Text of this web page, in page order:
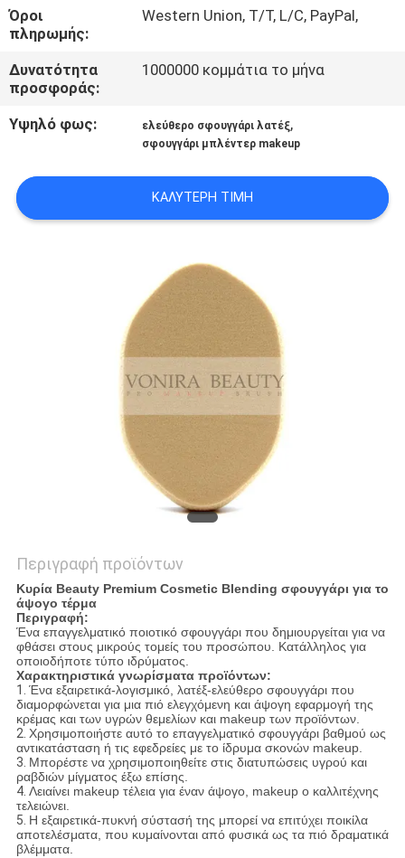
POLICY
Όροι
πληρωμής:
Western Union, T/T, L/C, PayPal,
Δυνατότητα
προσφοράς:
1000000 κομμάτια το μήνα
Υψηλό φως: ελεύθερο σφουγγάρι λατέξ,
σφουγγάρι μπλέντερ makeup
ΚΑΛΎΤΕΡΗ ΤΙΜΉ
Περιγραφή προϊόντων
Κυρία Beauty Premium Cosmetic Blending σφουγγάρι για το
άψογο τέρμα
Περιγραφή:
Ένα επαγγελματικό ποιοτικό σφουγγάρι που δημιουργείται για να
φθάσει στους μικρούς τομείς του προσώπου. Κατάλληλος για
οποιοδήποτε τύπο ιδρύματος.
Χαρακτηριστικά γνωρίσματα προϊόντων:
1. Ένα εξαιρετικά-λογισμικό, λατέξ-ελεύθερο σφουγγάρι που
διαμορφώνεται για μια πιό ελεγχόμενη και άψογη εφαρμογή της
κρέμας και των υγρών θεμελίων και makeup των προϊόντων.
2. Χρησιμοποιήστε αυτό το επαγγελματικό σφουγγάρι βαθμού ως
αντικατάσταση ή τις εφεδρείες με το ίδρυμα σκονών makeup.
3. Μπορέστε να χρησιμοποιηθείτε στις διατυπώσεις υγρού και
ραβδιών μίγματος έξω επίσης.
4. Λειαίνει makeup τέλεια για έναν άψογο, makeup ο καλλιτέχνης
τελειώνει.
5. Η εξαιρετικά-πυκνή σύστασή της μπορεί να επιτύχει ποικίλα
αποτελέσματα, που κυμαίνονται από φυσικά ως τα πιό δραματικά
βλέμματα.